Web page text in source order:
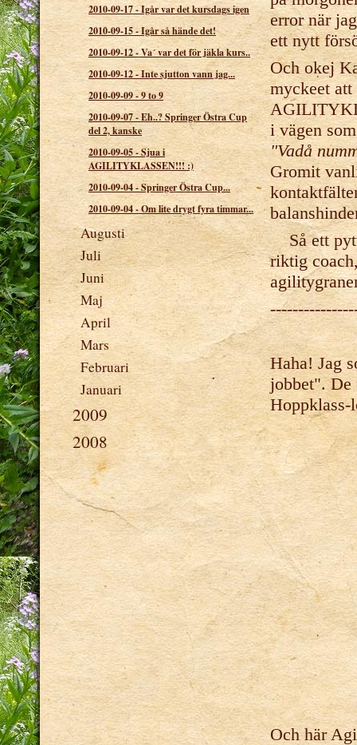
2010-09-17-Igår var det kursdags igen
2010-09-15-Igår så hände det!
2010-09-12-Va´ var det för jäkla kurs..
2010-09-12-Inte sjutton vann jag...
2010-09-09-9 to 9
2010-09-07-Eh..? Springer Östra Cup
del 2, kanske
2010-09-05-Sjua i
AGILITYKLASSEN!!! :)
2010-09-04-Springer Östra Cup...
2010-09-04-Om lite drygt fyra timmar...
Augusti
Juli
Juni
Maj
April
Mars
Februari
Januari
2009
2008
error när
ett nytt
Och okej
myckeet
i vägen
"Vadå
Gromit
Så ett
riktig
Haha! Jag
jobbet". De
Hoppklass-
Och här